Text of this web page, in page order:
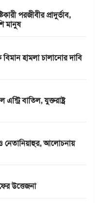
পরজীবীর প্রাদুর্ভাব,
মানুষ
হামলা চালানোর দাবি
বাতিল, যুক্তরাষ্ট্র
নেতানিয়াহুর, আলোচনায়
উত্তেজনা